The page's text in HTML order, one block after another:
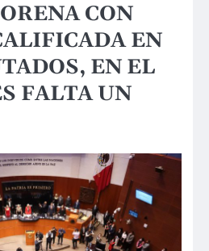
CON
EN
EN EL
FALTA UN